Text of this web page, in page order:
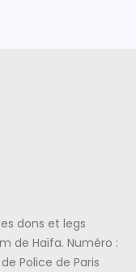
dons et legs
de Haïfa. Numéro :
Police de Paris